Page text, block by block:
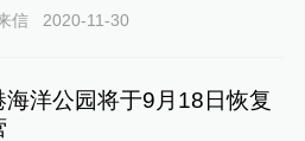
信 2020-11-30
海洋公园将于9月18日恢复